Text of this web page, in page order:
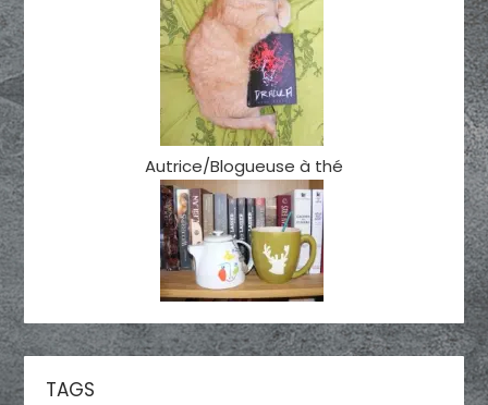
Autrice/Blogueuse à thé
TAGS